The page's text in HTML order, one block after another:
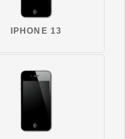
IPHONE 13